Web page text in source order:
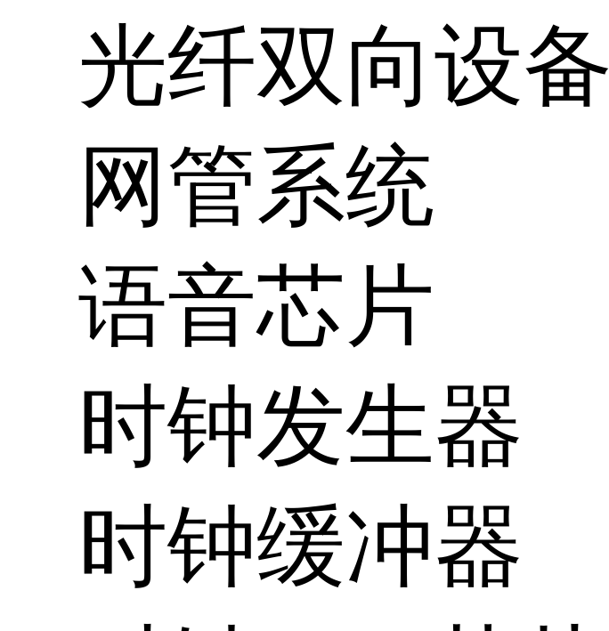
光纤双向设备
网管系统
语音芯片
时钟发生器
时钟缓冲器